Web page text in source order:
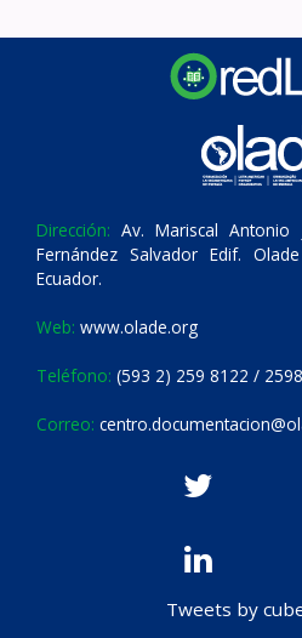
Dirección: Av. Mariscal
Fernández Salvador Edif.
Ecuador.
Web: www.olade.org
Teléfono: (593 2) 259 8122 /
Correo:
Tweets by